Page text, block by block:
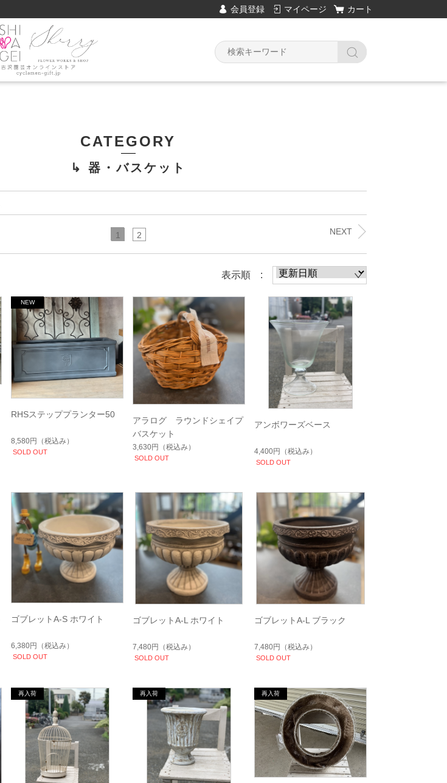
会員登録 マイページ カート
CATEGORY
↳ 器・バスケット
NEXT
1 2
表示順 :
RHSステッププランター50
8,580円 （税込み）
SOLD OUT
アラログ ラウンドシェイプ
バスケット
3,630円 （税込み）
SOLD OUT
アンボワーズベース
4,400円 （税込み）
SOLD OUT
ゴブレットA-S ホワイト
6,380円 （税込み）
SOLD OUT
ゴブレットA-L ホワイト
7,480円 （税込み）
SOLD OUT
ゴブレットA-L ブラック
7,480円 （税込み）
SOLD OUT